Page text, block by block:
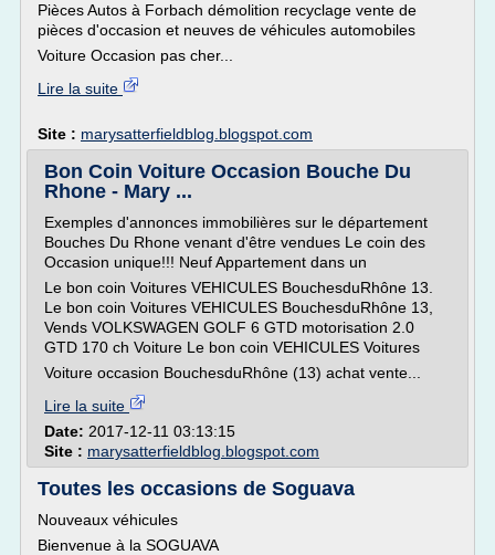
Pièces Autos à Forbach démolition recyclage vente de
pièces d'occasion et neuves de véhicules automobiles
Voiture Occasion pas cher...
Lire la suite
Site : marysatterfieldblog.blogspot.com
Bon Coin Voiture Occasion Bouche Du
Rhone - Mary ...
Exemples d'annonces immobilières sur le département
Bouches Du Rhone venant d'être vendues Le coin des
Occasion unique!!! Neuf Appartement dans un
Le bon coin Voitures VEHICULES BouchesduRhône 13.
Le bon coin Voitures VEHICULES BouchesduRhône 13,
Vends VOLKSWAGEN GOLF 6 GTD motorisation 2.0
GTD 170 ch Voiture Le bon coin VEHICULES Voitures
Voiture occasion BouchesduRhône (13) achat vente...
Lire la suite
Date: 2017-12-11 03:13:15
Site : marysatterfieldblog.blogspot.com
Toutes les occasions de Soguava
Nouveaux véhicules
Bienvenue à la SOGUAVA